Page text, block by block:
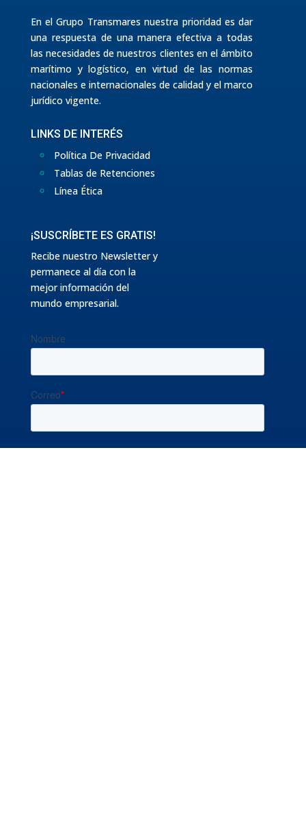
En el Grupo Transmares nuestra prioridad es dar
una respuesta de una manera efectiva a todas
las necesidades de nuestros clientes en el ámbito
marítimo y logístico, en virtud de las normas
nacionales e internacionales de calidad y el marco
jurídico vigente.
LINKS DE INTERÉS
Política De Privacidad
Tablas de Retenciones
Línea Ética
¡SUSCRÍBETE ES GRATIS!
Recibe nuestro Newsletter y
permanece al día con la
mejor información del
mundo empresarial.